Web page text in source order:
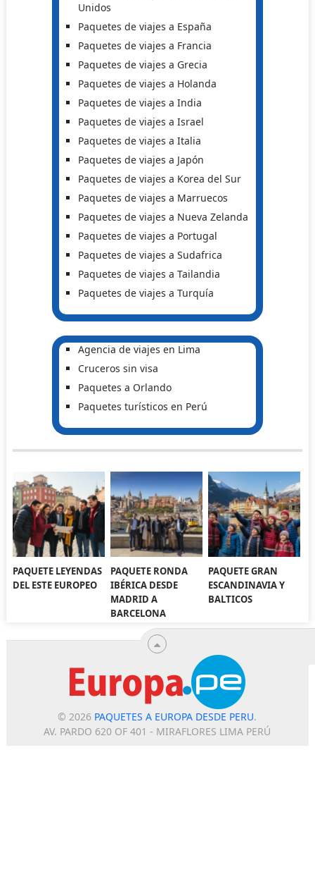
Unidos
Paquetes de viajes a España
Paquetes de viajes a Francia
Paquetes de viajes a Grecia
Paquetes de viajes a Holanda
Paquetes de viajes a India
Paquetes de viajes a Israel
Paquetes de viajes a Italia
Paquetes de viajes a Japón
Paquetes de viajes a Korea del Sur
Paquetes de viajes a Marruecos
Paquetes de viajes a Nueva Zelanda
Paquetes de viajes a Portugal
Paquetes de viajes a Sudafrica
Paquetes de viajes a Tailandia
Paquetes de viajes a Turquía
Agencia de viajes en Lima
Cruceros sin visa
Paquetes a Orlando
Paquetes turísticos en Perú
PAQUETE LEYENDAS
DEL ESTE EUROPEO
PAQUETE RONDA
IBÉRICA DESDE
MADRID A
BARCELONA
PAQUETE GRAN
ESCANDINAVIA Y
BALTICOS
© 2026 PAQUETES A EUROPA DESDE PERU.
AV. PARDO 620 OF 401 - MIRAFLORES LIMA PERÚ